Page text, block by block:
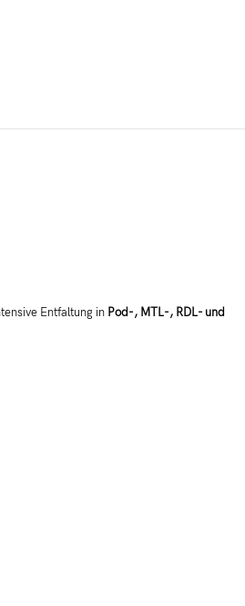
Entfaltung in Pod-, MTL-, RDL- und